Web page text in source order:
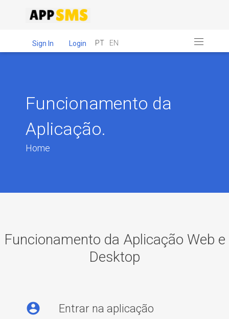
Sign In Login PT EN
Funcionamento da
Aplicação.
Home
Funcionamento da Aplicação Web e
Desktop
account_circle Entrar na aplicação